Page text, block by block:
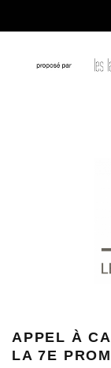
APPEL À
LA 7E